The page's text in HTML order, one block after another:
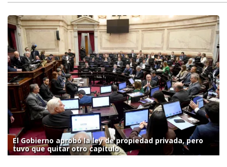
El Gobierno aprobó la ley de propiedad privada, pero
tuvo que quitar otro capítulo